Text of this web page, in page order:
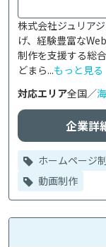
株式会社ジュリア
げ、経験豊富な
制作を支援する総
どまら...もっと見る
対応エリア全国／
企業詳
ホームページ
動画制作